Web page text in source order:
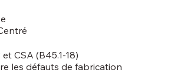
CSA (B45.1-18)
les défauts de fabrication